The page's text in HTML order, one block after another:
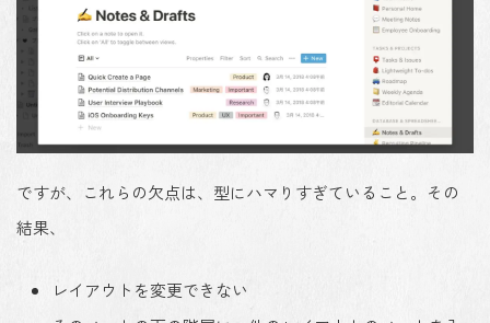
ですが、 これらの欠点は、型にハマりすぎている こと。その
結果、
レイアウトを変更できない